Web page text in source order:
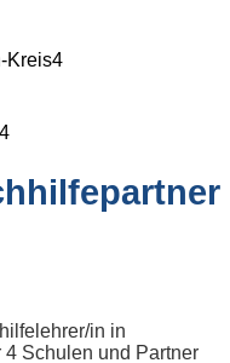
Kreis4
4
in in
Schulen und Partner